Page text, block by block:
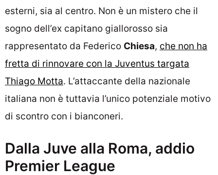
esterni, sia al centro. Non è un mistero che il
sogno dell’ex capitano giallorosso sia
rappresentato da Federico Chiesa, che non ha
fretta di rinnovare con la Juventus targata
Thiago Motta. L’attaccante della nazionale
italiana non è tuttavia l’unico potenziale motivo
di scontro con i bianconeri.
Dalla Juve alla Roma, addio
Premier League